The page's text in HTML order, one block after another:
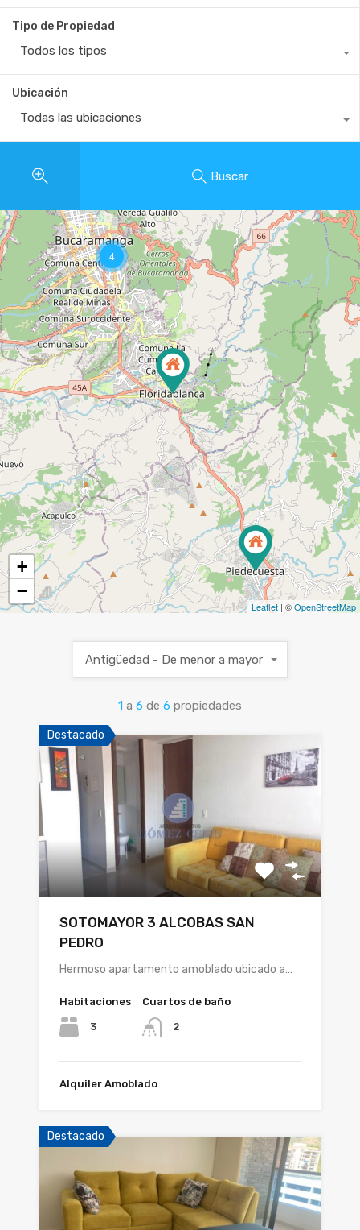
Tipo de Propiedad
Todos los tipos
Ubicación
Todas las ubicaciones
Buscar
4
+
−
Leaflet | ©OpenStreetMap
1 a 6 de 6 propiedades
Antigüedad - De menor a mayor
Destacado
SOTOMAYOR 3 ALCOBAS SAN
PEDRO
Hermoso apartamento amoblado ubicado a…
Habitaciones
3
Cuartos de baño
2
Alquiler Amoblado
Destacado